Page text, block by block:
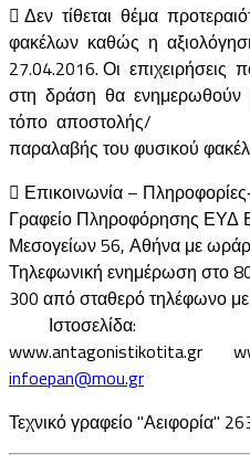
 Δεν τίθεται θέμα
φακέλων καθώς η
27.04.2016. Οι επιχειρήσεις
στη δράση θα ενημερωθούν
τόπο αποστολής/
παραλαβής του φυσικού
 Επικοινωνία –
Γραφείο Πληροφόρησης
Μεσογείων 56, Αθήνα με
Τηλεφωνική ενημέρωση στο
300 από σταθερό τηλέφωνο
Ιστοσελίδα:
infoepan@mou.gr
Τεχνικό γραφείο "Αειφορία"